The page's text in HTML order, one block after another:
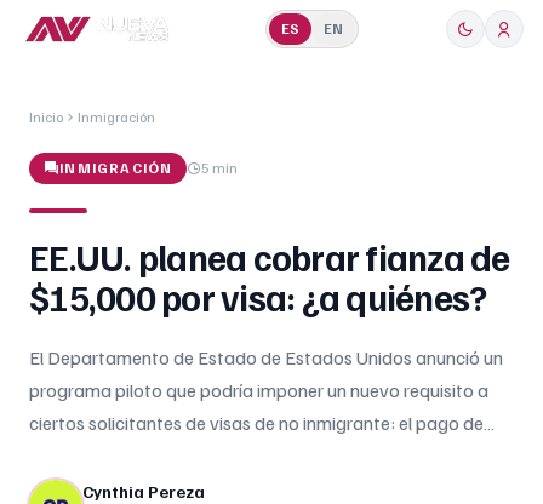
ES EN
Inicio Inmigración
INMIGRACIÓN 5 min
EE.UU. planea cobrar fianza de
$15,000 por visa: ¿a quiénes?
El Departamento de Estado de Estados Unidos anunció un
programa piloto que podría imponer un nuevo requisito a
ciertos solicitantes de visas de no inmigrante: el pago de
afectaría principalmente a ciudadanos de países
Cynthia Pereza